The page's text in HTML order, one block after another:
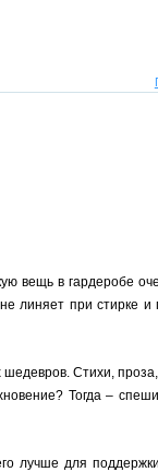
вещь в гардеробе
линяет при стирке и
Стихи,
Тогда –
для поддержки